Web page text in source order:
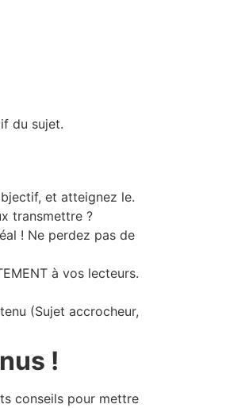
du sujet.
et atteignez le.
transmettre ?
! Ne perdez pas de
à vos lecteurs.
(Sujet accrocheur,
!
conseils pour mettre